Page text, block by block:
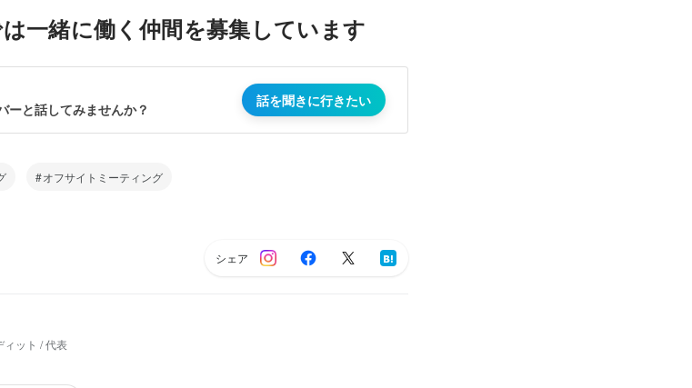
一緒に働く仲間を募集しています
ーと話してみませんか？ 話を聞きに行きたい
オフサイトミーティング
シェア
ィット / 代表